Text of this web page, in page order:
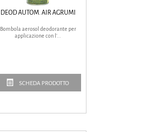
DEOD AUTOM. AIR AGRUMI
Bombola aerosol deodorante per
applicazione con l’...
SCHEDA PRODOTTO